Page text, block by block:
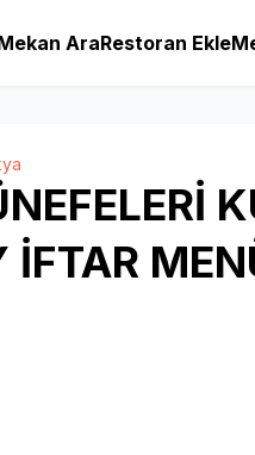
AraRestoran Ekle
İFTAR